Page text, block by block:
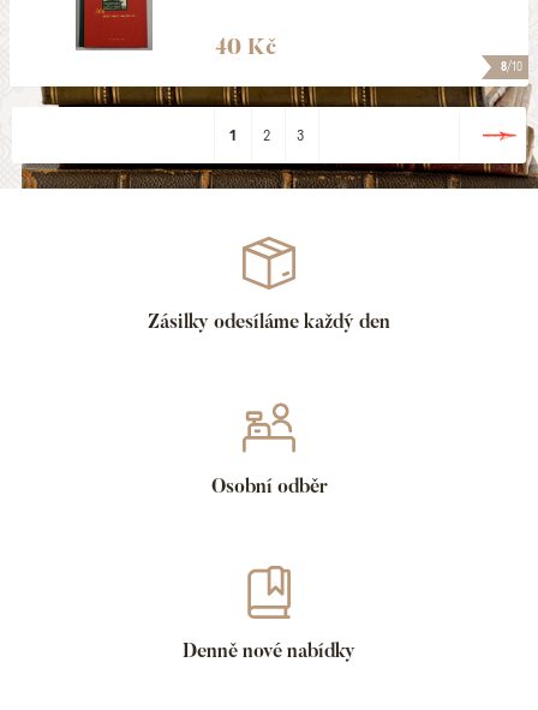
8/10
40 Kč
1 2 3
Zásilky odesíláme každý den
Osobní odběr
Denně nové nabídky